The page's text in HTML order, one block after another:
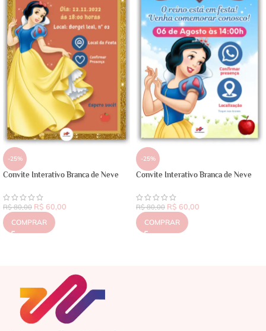
-25%
Convite Interativo Branca de Neve
R$80,00 R$ 60,00
COMPRAR
-25%
Convite Interativo Branca de Neve
R$80,00 R$ 60,00
COMPRAR